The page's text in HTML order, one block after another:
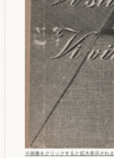
※画像をクリックすると拡大表示されま